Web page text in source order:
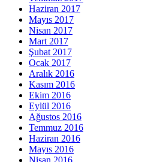
Haziran 2017
Mayıs 2017
Nisan 2017
Mart 2017
Şubat 2017
Ocak 2017
Aralık 2016
Kasım 2016
Ekim 2016
Eylül 2016
Ağustos 2016
Temmuz 2016
Haziran 2016
Mayıs 2016
Nisan 2016